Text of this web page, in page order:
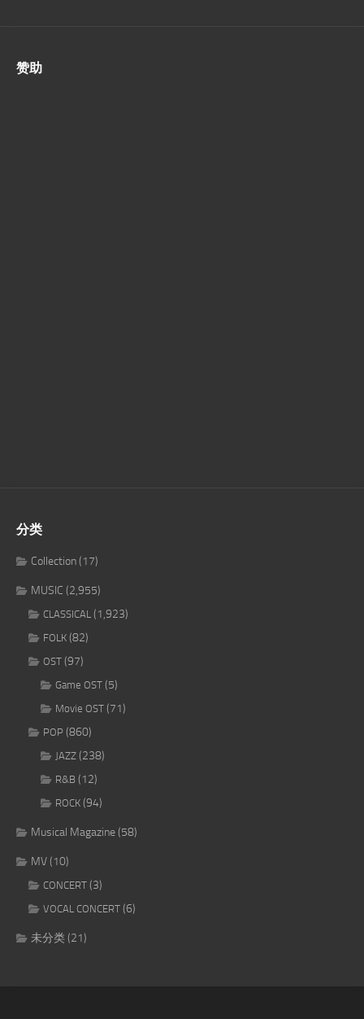
赞助
分类
Collection(17)
MUSIC (2,955)
CLASSICAL (1,923)
FOLK (82)
OST (97)
Game OST (5)
Movie OST (71)
POP (860)
JAZZ (238)
R&B (12)
ROCK (94)
Musical Magazine(58)
MV(10)
CONCERT (3)
VOCAL CONCERT (6)
未分类(21)